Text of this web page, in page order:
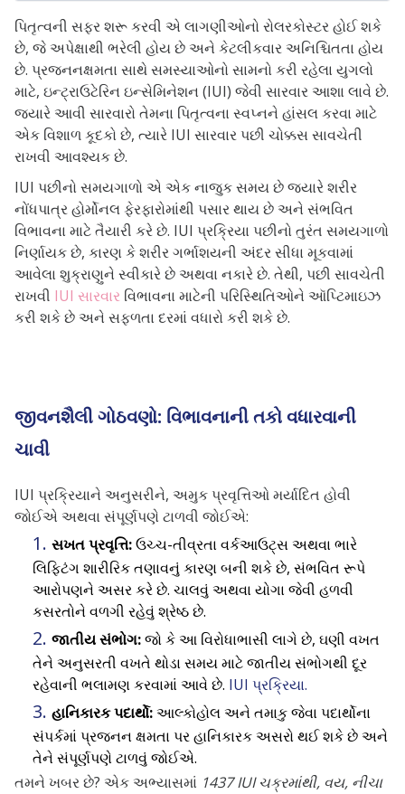
પિતૃત્વની સફર શરૂ કરવી એ લાગણીઓનો રોલરકોસ્ટર હોઈ શકે
છે, જે અપેક્ષાથી ભરેલી હોય છે અને કેટલીકવાર અનિશ્ચિતતા હોય
છે. પ્રજનનક્ષમતા સાથે સમસ્યાઓનો સામનો કરી રહેલા યુગલો
માટે, ઇન્ટ્રાઉટેરિન ઇન્સેમિનેશન (IUI) જેવી સારવાર આશા લાવે છે.
જ્યારે આવી સારવારો તેમના પિતૃત્વના સ્વપ્નને હાંસલ કરવા માટે
એક વિશાળ કૂદકો છે, ત્યારે IUI સારવાર પછી ચોક્કસ સાવચેતી
રાખવી આવશ્યક છે.
IUI પછીનો સમયગાળો એ એક નાજુક સમય છે જ્યારે શરીર
નોંધપાત્ર હોર્મોનલ ફેરફારોમાંથી પસાર થાય છે અને સંભવિત
વિભાવના માટે તૈયારી કરે છે. IUI પ્રક્રિયા પછીનો તુરંત સમયગાળો
નિર્ણાયક છે, કારણ કે શરીર ગર્ભાશયની અંદર સીધા મૂકવામાં
આવેલા શુક્રાણુને સ્વીકારે છે અથવા નકારે છે. તેથી, પછી સાવચેતી
રાખવી IUI સારવાર વિભાવના માટેની પરિસ્થિતિઓને ઑપ્ટિમાઇઝ
કરી શકે છે અને સફળતા દરમાં વધારો કરી શકે છે.
જીવનશૈલી ગોઠવણો: વિભાવનાની તકો વધારવાની
ચાવી
IUI પ્રક્રિયાને અનુસરીને, અમુક પ્રવૃત્તિઓ મર્યાદિત હોવી
જોઈએ અથવા સંપૂર્ણપણે ટાળવી જોઈએ:
સખત પ્રવૃત્તિ:ઉચ્ચ-તીવ્રતા વર્કઆઉટ્સ અથવા ભારે
લિફ્ટિંગ શારીરિક તણાવનું કારણ બની શકે છે, સંભવિત રૂપે
આરોપણને અસર કરે છે. ચાલવું અથવા યોગા જેવી હળવી
કસરતોને વળગી રહેવું શ્રેષ્ઠ છે.
જાતીય સંભોગ:જો કે આ વિરોધાભાસી લાગે છે, ઘણી વખત
તેને અનુસરતી વખતે થોડા સમય માટે જાતીય સંભોગથી દૂર
રહેવાની ભલામણ કરવામાં આવે છે. IUI પ્રક્રિયા.
હાનિકારક પદાર્થો:આલ્કોહોલ અને તમાકુ જેવા પદાર્થોના
સંપર્કમાં પ્રજનન ક્ષમતા પર હાનિકારક અસરો થઈ શકે છે અને
તેને સંપૂર્ણપણે ટાળવું જોઈએ.
તમને ખબર છે? એક અભ્યાસમાં 1437 IUI ચક્રમાંથી, વય, નીચા